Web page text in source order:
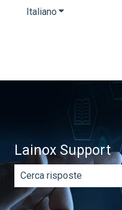
Italiano Mostra
Lainox Support
Non sono presenti